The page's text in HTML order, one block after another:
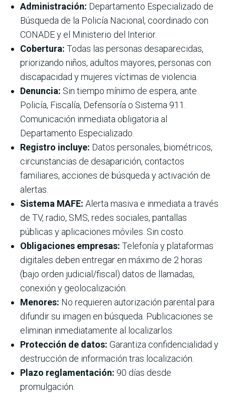
Administración: Departamento Especializado de
Búsqueda de la Policía Nacional, coordinado con
CONADE y el Ministerio del Interior.
Cobertura: Todas las personas desaparecidas,
priorizando niños, adultos mayores, personas con
discapacidad y mujeres víctimas de violencia.
Denuncia: Sin tiempo mínimo de espera, ante
Policía, Fiscalía, Defensoría o Sistema 911.
Comunicación inmediata obligatoria al
Departamento Especializado.
Registro incluye: Datos personales, biométricos,
circunstancias de desaparición, contactos
familiares, acciones de búsqueda y activación de
alertas.
Sistema MAFE: Alerta masiva e inmediata a través
de TV, radio, SMS, redes sociales, pantallas
públicas y aplicaciones móviles. Sin costo.
Obligaciones empresas: Telefonía y plataformas
digitales deben entregar en máximo de 2 horas
(bajo orden judicial/fiscal) datos de llamadas,
conexión y geolocalización.
Menores: No requieren autorización parental para
difundir su imagen en búsqueda. Publicaciones se
eliminan inmediatamente al localizarlos.
Protección de datos: Garantiza confidencialidad y
destrucción de información tras localización.
Plazo reglamentación: 90 días desde
promulgación.